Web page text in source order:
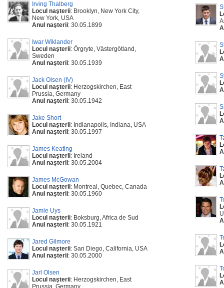
Irving Thalberg
Locul naşterii: Brooklyn, New York City,
New York, USA
Anul naşterii: 30.05.1899
Iwar Wiklander
Locul naşterii: Örgryte, Västergötland,
Sweden
Anul naşterii: 30.05.1939
Jack Olsen (IV)
Locul naşterii: Herzogskirchen, East
Prussia, Germany
Anul naşterii: 30.05.1942
Jake Short
Locul naşterii: Indianapolis, Indiana, USA
Anul naşterii: 30.05.1997
James Keating
Locul naşterii: Ireland
Anul naşterii: 30.05.2004
James McGowan
Locul naşterii: Montreal, Quebec, Canada
Anul naşterii: 30.05.1960
Jamie Uys
Locul naşterii: Boksburg, Africa de Sud
Anul naşterii: 30.05.1921
Jared Gilmore
Locul naşterii: San Diego, California, USA
Anul naşterii: 30.05.2000
Jarl Olsen
Locul naşterii: Herzogskirchen, East
Prussia, Germany